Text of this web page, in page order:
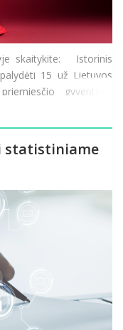
skaitykite: Istorinis
15 už Lietuvos
gyventojai
Rokiškio
statistiniame